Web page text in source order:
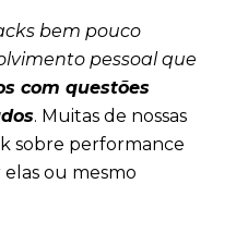
bem pouco
pessoal que
com questões
. Muitas de nossas
sobre performance
ou mesmo